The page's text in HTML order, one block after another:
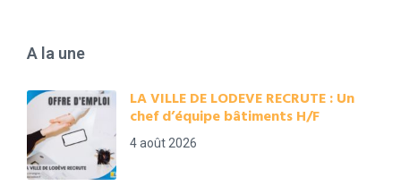
A la une
LA VILLE DE LODEVE RECRUTE : Un
chef d’équipe bâtiments H/F
4 août 2026